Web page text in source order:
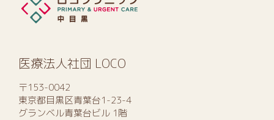
医療法人社団 LOCO
〒153-0042
東京都目黒区青葉台1-23-4
グランベル青葉台ビル 1階